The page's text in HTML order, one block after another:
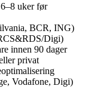
uker før
BCR, ING)
Digi)
innen 90 dager
privat
Vodafone, Digi)